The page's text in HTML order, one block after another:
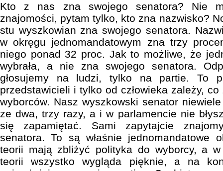
Kto z nas zna swojego senatora? Nie
znajomości, pytam tylko, kto zna nazwisko?
stu wyszkowian zna swojego senatora.
w okręgu jednomandatowym zna trzy
niego ponad 32 proc. Jak to możliwe, że
wybrała, a nie zna swojego senatora.
głosujemy na ludzi, tylko na partie. To
przedstawicieli i tylko od człowieka zależy,
wyborców. Nasz wyszkowski senator niewiele
ze dwa, trzy razy, a i w parlamencie nie
się zapamiętać. Sami zapytajcie
senatora. To są właśnie jednomandatowe
teorii mają zbliżyć polityka do wyborcy, a w
teorii wszystko wygląda pięknie, a na